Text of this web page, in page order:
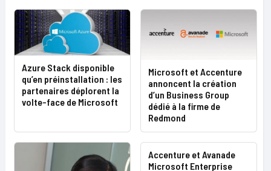
Azure Stack disponible
qu’en préinstallation : les
partenaires déplorent la
volte-face de Microsoft
Microsoft et Accenture
annoncent la création
d’un Business Group
dédié à la firme de
Redmond
Accenture et Avanade
Microsoft Enterprise